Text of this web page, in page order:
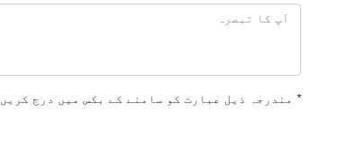
* مندرجہ ذیل عبارت کو سامنے کے بکس میں درج کریں